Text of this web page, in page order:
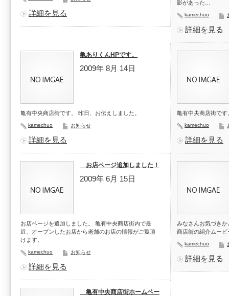
詳細を見る
影があった…
kamechuo
詳細を見る
亀ありくんHPです。
2009年 8月 14日
亀有中央商店街です。 昨日、お伝えしました。
kamechuo お知らせ
詳細を見る
亀有中央商店街です
kamechuo
詳細を見る
お店ページ追加しました！
2009年 6月 15日
お店ページを追加しました。 亀有中央商店街内で最
近、オープンしたお店から老舗のお店の情報がご覧頂
けます。
kamechuo お知らせ
詳細を見る
みなさんお気づき
商店街の紹介ムー
kamechuo
詳細を見る
亀有中央商店街ホームペー